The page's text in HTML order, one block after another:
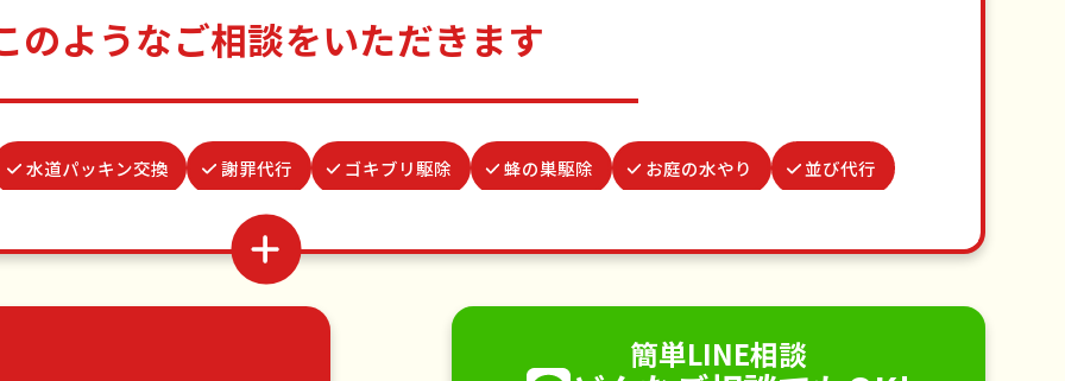
のようなご相談をいただきます
水道パッキン交換 謝罪代行 ゴキブリ駆除 蜂の巣駆除 お庭の水やり 並び代行
クモの駆除
つた・ツルの撤去
簡単LINE相談